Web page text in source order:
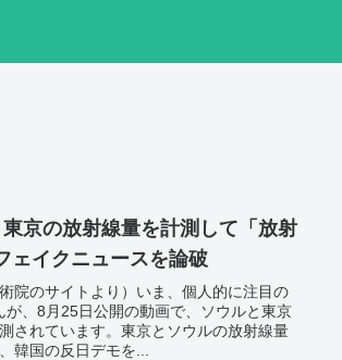
京の放射線量を計測して「放射
ェイクニュースを論破
院のサイトより）いま、個人的に注目の
、8月25日公開の動画で、ソウルと東京
されています。東京とソウルの放射線量
韓国の反日デモを...